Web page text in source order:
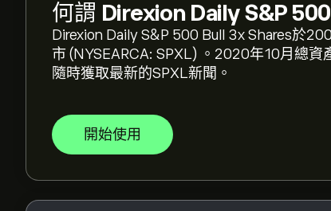
何謂 Direxion Daily S&P
Direxion Daily S&P 500 Bull 3x Shares於
市 (NYSEARCA: SPXL) 。2020年10月總
隨時獲取最新的SPXL新聞。
開始使用
選取 eToro 圖表上的「1D」或「1W」時間
3X ETF 的歷史價格變動。Direxion Daily
‎$‎104.56 之間。
若要購買 SPXL，請瀏覽 eToro 網站上的「
500 Bull 3X ETF。您也可以下單，在未來以